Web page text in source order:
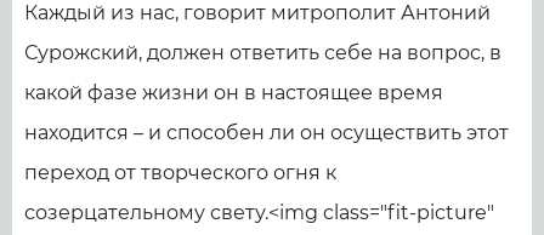
Каждый из нас, говорит митрополит Антоний
Сурожский, должен ответить себе на вопрос, в
какой фазе жизни он в настоящее время
находится – и способен ли он осуществить этот
переход от творческого огня к
созерцательному свету.<img class="fit-picture"